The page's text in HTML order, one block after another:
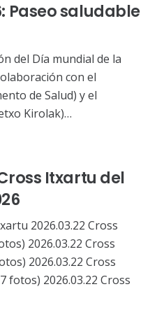
Paseo saludable
del Día mundial de la
con el
de Salud) y el
Kirolak)…
Itxartu del
2026.03.22 Cross
2026.03.22 Cross
2026.03.22 Cross
fotos) 2026.03.22 Cross